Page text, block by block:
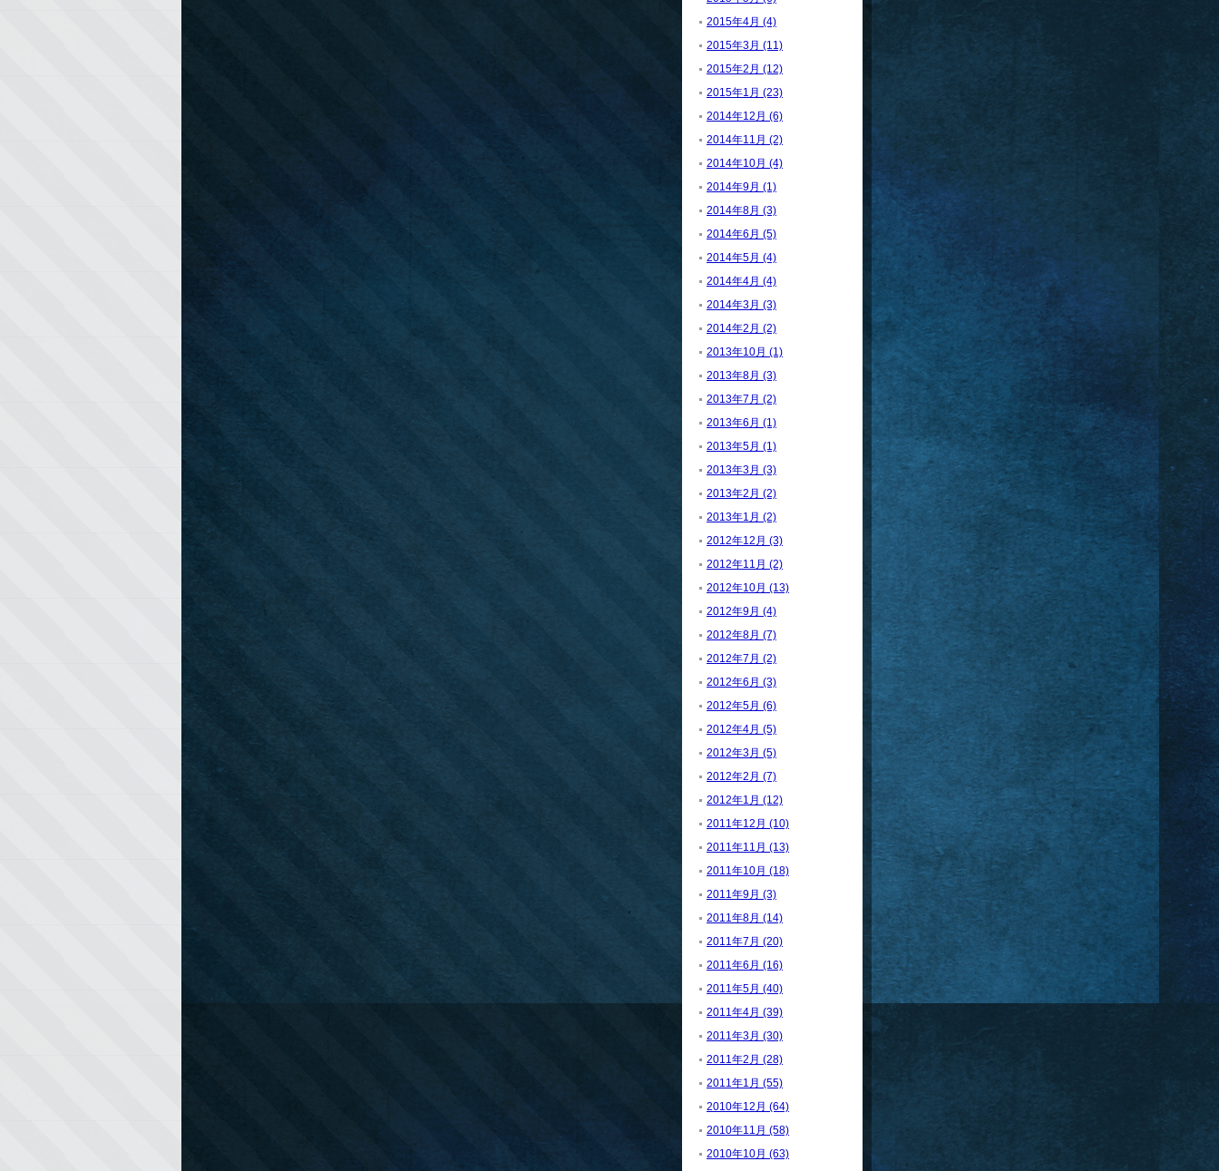
2015年4月 (4)
2015年3月 (11)
2015年2月 (12)
2015年1月 (23)
2014年12月 (6)
2014年11月 (2)
2014年10月 (4)
2014年9月 (1)
2014年8月 (3)
2014年6月 (5)
2014年5月 (4)
2014年4月 (4)
2014年3月 (3)
2014年2月 (2)
2013年10月 (1)
2013年8月 (3)
2013年7月 (2)
2013年6月 (1)
2013年5月 (1)
2013年3月 (3)
2013年2月 (2)
2013年1月 (2)
2012年12月 (3)
2012年11月 (2)
2012年10月 (13)
2012年9月 (4)
2012年8月 (7)
2012年7月 (2)
2012年6月 (3)
2012年5月 (6)
2012年4月 (5)
2012年3月 (5)
2012年2月 (7)
2012年1月 (12)
2011年12月 (10)
2011年11月 (13)
2011年10月 (18)
2011年9月 (3)
2011年8月 (14)
2011年7月 (20)
2011年6月 (16)
2011年5月 (40)
2011年4月 (39)
2011年3月 (30)
2011年2月 (28)
2011年1月 (55)
2010年12月 (64)
2010年11月 (58)
2010年10月 (63)